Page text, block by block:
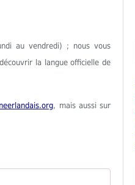
au vendredi) ; nous vous
la langue officielle de
, mais aussi sur